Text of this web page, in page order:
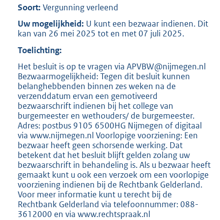
Soort: Vergunning verleend
Uw mogelijkheid: U kunt een bezwaar indienen. Dit
kan van 26 mei 2025 tot en met 07 juli 2025.
Toelichting:
Het besluit is op te vragen via APVBW@nijmegen.nl
Bezwaarmogelijkheid: Tegen dit besluit kunnen
belanghebbenden binnen zes weken na de
verzenddatum ervan een gemotiveerd
bezwaarschrift indienen bij het college van
burgemeester en wethouders/ de burgemeester.
Adres: postbus 9105 6500HG Nijmegen of digitaal
via www.nijmegen.nl Voorlopige voorziening: Een
bezwaar heeft geen schorsende werking. Dat
betekent dat het besluit blijft gelden zolang uw
bezwaarschrift in behandeling is. Als u bezwaar heeft
gemaakt kunt u ook een verzoek om een voorlopige
voorziening indienen bij de Rechtbank Gelderland.
Voor meer informatie kunt u terecht bij de
Rechtbank Gelderland via telefoonnummer: 088-
3612000 en via www.rechtspraak.nl